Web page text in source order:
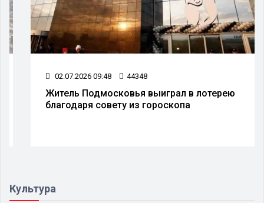
02.07.2026 09:48 44348
Житель Подмосковья выиграл в лотерею
благодаря совету из гороскопа
Культура